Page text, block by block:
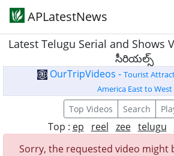
APLatestNews
Latest Telugu Serial and Shows
సీరియల్స్
OurTripVideos - Tourist
America East to West
Top Videos Search
Top : ep reel zee telugu
Sorry, the requested video might